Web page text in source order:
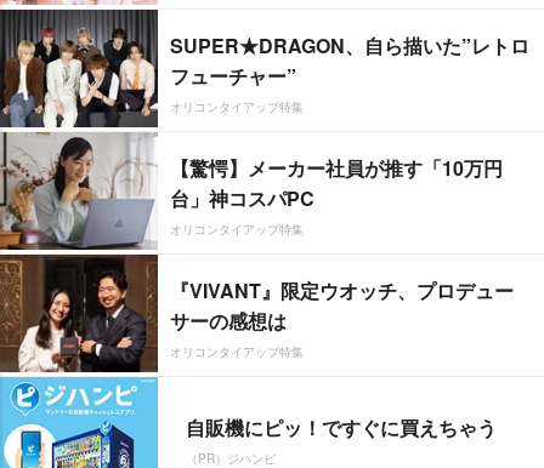
SUPER★DRAGON、自ら描いた”レトロ
フューチャー”
オリコンタイアップ特集
【驚愕】メーカー社員が推す「10万円
台」神コスパPC
オリコンタイアップ特集
『VIVANT』限定ウオッチ、プロデュー
サーの感想は
オリコンタイアップ特集
自販機にピッ！ですぐに買えちゃう
（PR）ジハンピ